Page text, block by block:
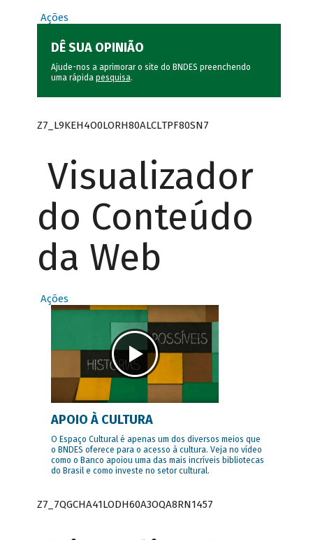
Ações
DÊ SUA OPINIÃO
Ajude-nos a aprimorar o site do BNDES preenchendo
uma rápida pesquisa.
Z7_L9KEH4O0LORH80ALCLTPF80SN7
Visualizador
do Conteúdo
da Web
Ações
APOIO À CULTURA
O Espaço Cultural é apenas um dos diversos meios que
o BNDES oferece para o acesso à cultura. Veja no vídeo
como o Banco apoiou uma das mais incríveis bibliotecas
do Brasil e como investe no setor cultural.
Z7_7QGCHA41LODH60A3OQA8RN1457